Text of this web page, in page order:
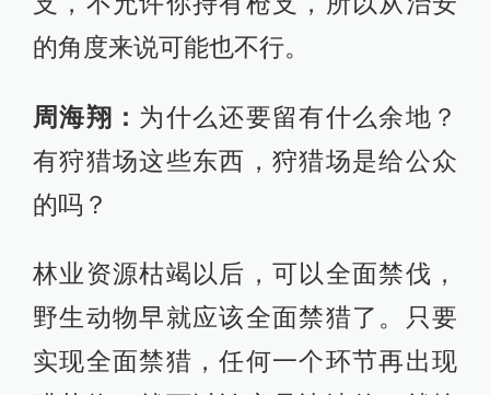
的角度来说可能也不行。
周海翔： 为什么还要留有什么余地？
有狩猎场这些东西，狩猎场是给公众
的吗？
林业资源枯竭以后，可以全面禁伐，
野生动物早就应该全面禁猎了。只要
实现全面禁猎，任何一个环节再出现